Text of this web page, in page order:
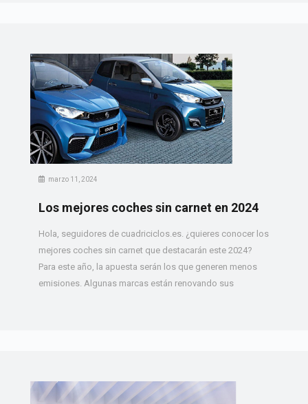
marzo 11, 2024
Los mejores coches sin carnet en 2024
Hola, seguidores de cuadriciclos.es. ¿quieres conocer los
mejores coches sin carnet que destacarán este 2024?
Para este año, la apuesta serán los que generen menos
emisiones. Algunas marcas están renovando sus